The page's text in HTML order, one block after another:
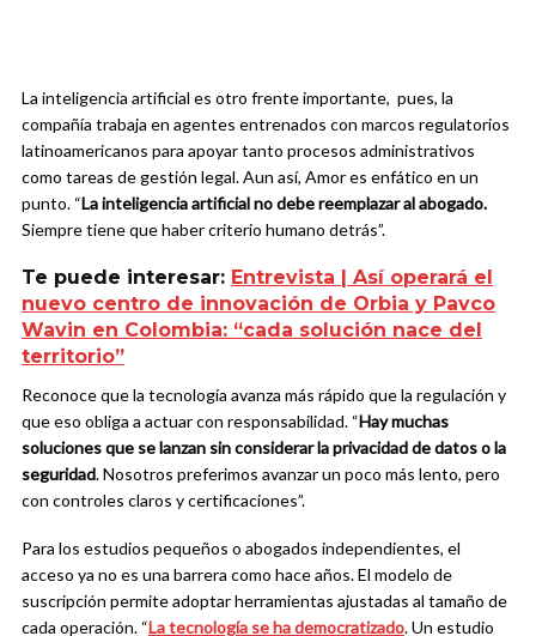
La inteligencia artificial es otro frente importante, pues, la
compañía trabaja en agentes entrenados con marcos regulatorios
latinoamericanos para apoyar tanto procesos administrativos
como tareas de gestión legal. Aun así, Amor es enfático en un
punto. “La inteligencia artificial no debe reemplazar al abogado.
Siempre tiene que haber criterio humano detrás”.
Te puede interesar: Entrevista | Así operará el
nuevo centro de innovación de Orbia y Pavco
Wavin en Colombia: “cada solución nace del
territorio”
Reconoce que la tecnología avanza más rápido que la regulación y
que eso obliga a actuar con responsabilidad. “Hay muchas
soluciones que se lanzan sin considerar la privacidad de datos o la
seguridad. Nosotros preferimos avanzar un poco más lento, pero
con controles claros y certificaciones”.
Para los estudios pequeños o abogados independientes, el
acceso ya no es una barrera como hace años. El modelo de
suscripción permite adoptar herramientas ajustadas al tamaño de
cada operación. “La tecnología se ha democratizado. Un estudio